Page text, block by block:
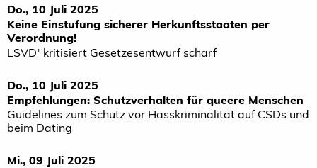
Do., 10 Juli 2025
Keine Einstufung sicherer Herkunftsstaaten per
Verordnung!
LSVD⁺ kritisiert Gesetzesentwurf scharf
Do., 10 Juli 2025
Empfehlungen: Schutzverhalten für queere Menschen
Guidelines zum Schutz vor Hasskriminalität auf CSDs und
beim Dating
Mi., 09 Juli 2025